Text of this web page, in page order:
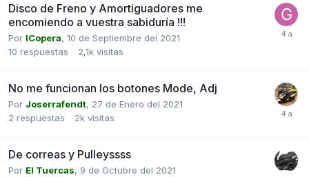
Disco de Freno y Amortiguadores me
encomiendo a vuestra sabiduría !!!
Por ICopera, 10 de Septiembre del 2021
10 respuestas 2,1k visitas
No me funcionan los botones Mode, Adj
Por Joserrafendt, 27 de Enero del 2021
2 respuestas 2k visitas
De correas y Pulleyssss
Por El Tuercas, 9 de Octubre del 2021